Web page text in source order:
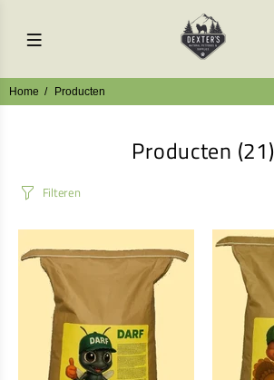
Home Producten
Producten (21)
Filteren